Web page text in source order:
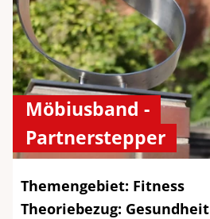
Möbiusband -
Partnerstepper
Themengebiet: Fitness
Theoriebezug: Gesundheit